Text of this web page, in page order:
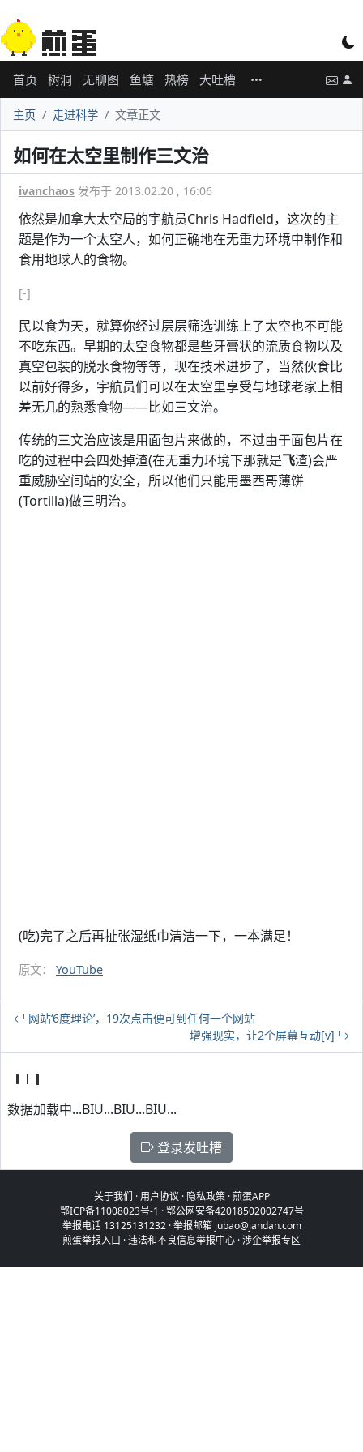
首页 树洞 无聊图 鱼塘 热榜 大吐槽
主页 走进科学 文章正文
如何在太空里制作三文治
ivanchaos 发布于 2013.02.20 , 16:06
依然是加拿大太空局的宇航员Chris Hadfield，这次的主
题是作为一个太空人，如何正确地在无重力环境中制作和
食用地球人的食物。
[-]
民以食为天，就算你经过层层筛选训练上了太空也不可能
不吃东西。早期的太空食物都是些牙膏状的流质食物以及
真空包装的脱水食物等等，现在技术进步了，当然伙食比
以前好得多，宇航员们可以在太空里享受与地球老家上相
差无几的熟悉食物——比如三文治。
传统的三文治应该是用面包片来做的，不过由于面包片在
吃的过程中会四处掉渣(在无重力环境下那就是飞渣)会严
重威胁空间站的安全，所以他们只能用墨西哥薄饼
(Tortilla)做三明治。
(吃)完了之后再扯张湿纸巾清洁一下，一本满足！
原文： YouTube
网站‘6度理论’，19次点击便可到任何一个网站
增强现实，让2个屏幕互动[v]
数据加载中...BIU...BIU...BIU...
登录发吐槽
关于我们 ·用户协议 · 隐私政策·煎蛋APP
鄂ICP备11008023号-1 ·鄂公网安备42018502002747号
举报电话 13125131232 · 举报邮箱 jubao@jandan.com
煎蛋举报入口 ·违法和不良信息举报中心 ·涉企举报专区